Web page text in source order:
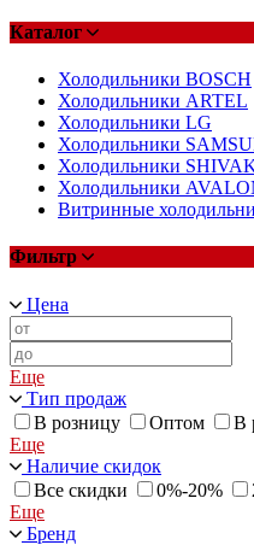
Каталог
Холодильники BOSCH
Холодильники ARTEL
Холодильники LG
Холодильники
Холодильники
Холодильники
Витринные
Фильтр
Цена
Еще
Тип продаж
В розницу
Оптом
В
Еще
Наличие скидок
Все скидки
0%-20%
Еще
Бренд